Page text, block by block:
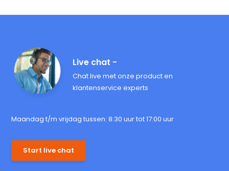
Live chat -
Chat live met onze product en
klantenservice experts
Maandag t/m vrijdag tussen: 8:30 uur tot 17:00 uur
Start live chat